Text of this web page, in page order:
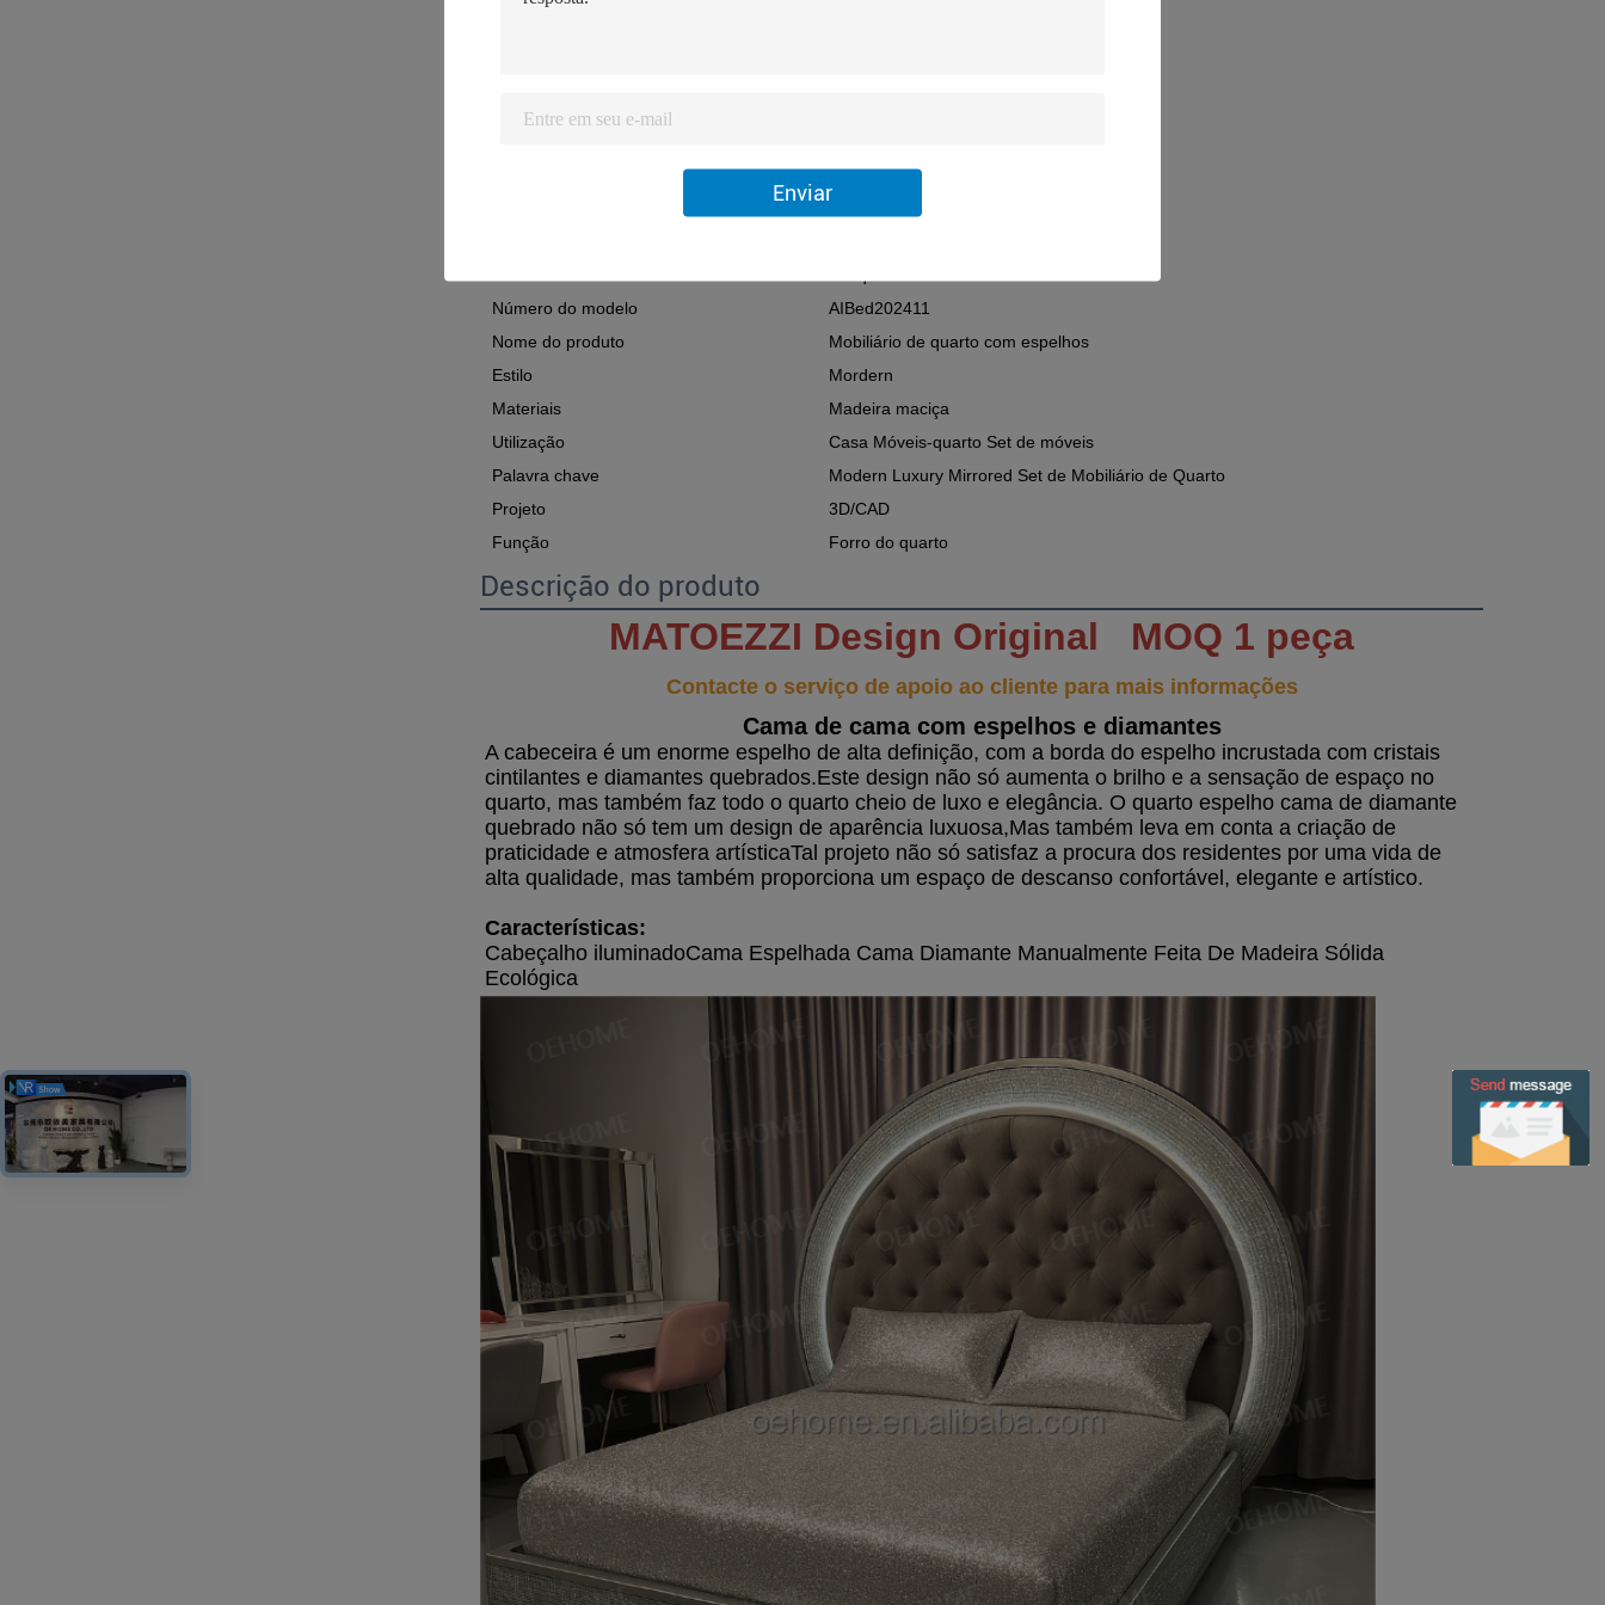
Materiais
Mobiliário para o lar
Número do modelo
AIBed202411
Nome do produto
Mobiliário de quarto com espelhos
Estilo
Mordern
Materiais
Madeira maciça
Utilização
Casa Móveis-quarto Set de móveis
Palavra chave
Modern Luxury Mirrored Set de Mobiliário de Quarto
Projeto
3D/CAD
Função
Forro do quarto
Descrição do produto
MATOEZZI Design Original   MOQ 1 peça
Contacte o serviço de apoio ao cliente para mais informações
Cama de cama com espelhos e diamantes
A cabeceira é um enorme espelho de alta definição, com a borda do espelho incrustada com cristais
cintilantes e diamantes quebrados.Este design não só aumenta o brilho e a sensação de espaço no
quarto, mas também faz todo o quarto cheio de luxo e elegância. O quarto espelho cama de diamante
quebrado não só tem um design de aparência luxuosa,Mas também leva em conta a criação de
praticidade e atmosfera artísticaTal projeto não só satisfaz a procura dos residentes por uma vida de
alta qualidade, mas também proporciona um espaço de descanso confortável, elegante e artístico.
Características:
Cabeçalho iluminadoCama Espelhada Cama Diamante Manualmente Feita De Madeira Sólida
Ecológica
Enviar